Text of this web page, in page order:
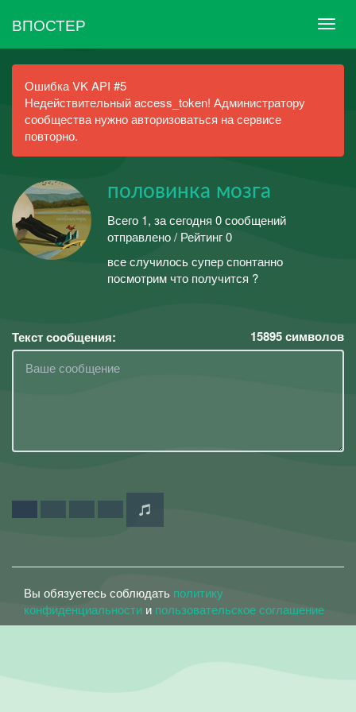
ВПОСТЕР
Ошибка VK API #5
Недействительный access_token! Администратору
сообщества нужно авторизоваться на сервисе
повторно.
половинка мозга
Всего 1, за сегодня 0 сообщений
отправлено / Рейтинг 0
все случилось супер спонтанно
посмотрим что получится ?
Текст сообщения: 15895символов
Вы обязуетесь соблюдать политику
конфиденциальности и пользовательское соглашение